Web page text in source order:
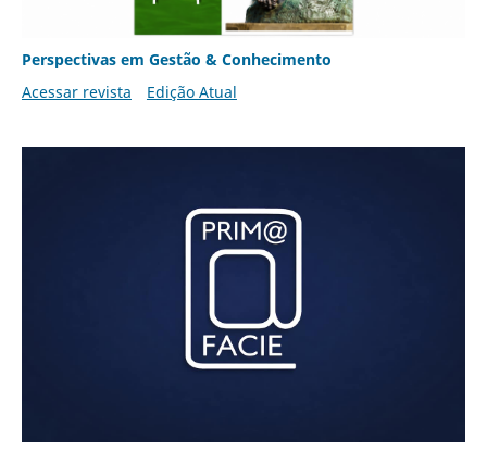
Perspectivas em Gestão & Conhecimento
Acessar revista
Edição Atual